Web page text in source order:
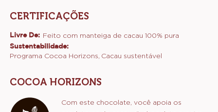
CERTIFICAÇÕES
Livre De: Feito com manteiga de cacau 100% pura
Sustentabilidade:
Programa Cocoa Horizons Cacau sustentável
COCOA HORIZONS
Com este chocolate, você apoia os